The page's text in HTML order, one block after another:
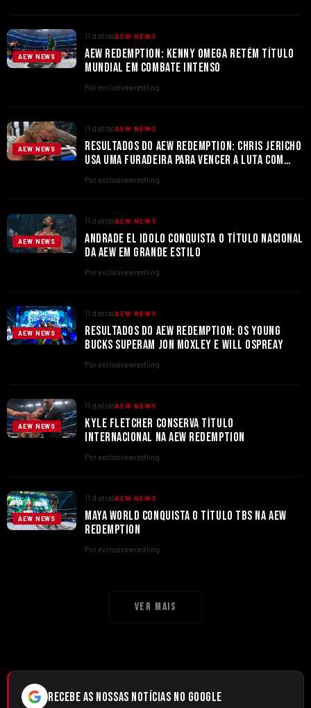
AEW NEWS
11 d atrásAEW NEWS
AEW REDEMPTION: KENNY OMEGA RETÉM TÍTULO
MUNDIAL EM COMBATE INTENSO
Por exclusivewrestling
AEW NEWS
11 d atrásAEW NEWS
RESULTADOS DO AEW REDEMPTION: CHRIS JERICHO
USA UMA FURADEIRA PARA VENCER A LUTA COM
TOMMASO CIAMPA
Por exclusivewrestling
AEW NEWS
11 d atrásAEW NEWS
ANDRADE EL IDOLO CONQUISTA O TÍTULO NACIONAL
DA AEW EM GRANDE ESTILO
Por exclusivewrestling
AEW NEWS
11 d atrásAEW NEWS
RESULTADOS DO AEW REDEMPTION: OS YOUNG
BUCKS SUPERAM JON MOXLEY E WILL OSPREAY
Por exclusivewrestling
AEW NEWS
11 d atrásAEW NEWS
KYLE FLETCHER CONSERVA TÍTULO
INTERNACIONAL NA AEW REDEMPTION
Por exclusivewrestling
AEW NEWS
11 d atrásAEW NEWS
MAYA WORLD CONQUISTA O TÍTULO TBS NA AEW
REDEMPTION
Por exclusivewrestling
Ver mais
RECEBE AS NOSSAS NOTÍCIAS NO GOOGLE